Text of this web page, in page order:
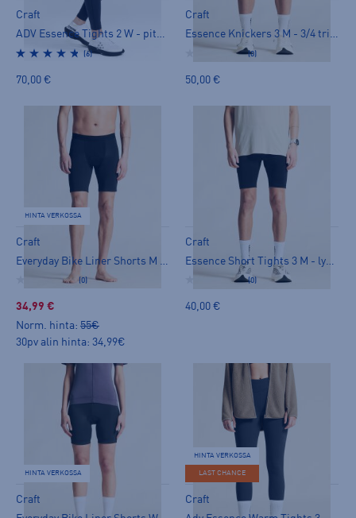
Craft
ADV Essence Tights 2 W - pitkät trikoot
(6)
70,00 €
Craft
Essence Knickers 3 M - 3/4 trikoot
(0)
50,00 €
HINTA VERKOSSA
Craft
(0)
34,99 €
Norm. hinta: 55€
30pv alin hinta: 34,99€
Craft
(0)
40,00 €
HINTA VERKOSSA
Craft
HINTA VERKOSSA
LAST CHANCE
Craft